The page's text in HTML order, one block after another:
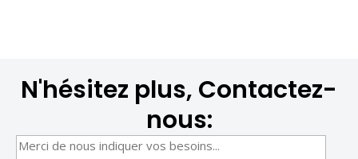
N'hésitez plus, Contactez-
nous: